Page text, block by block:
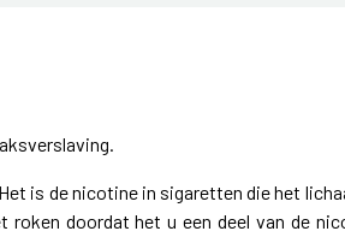
is de nicotine in sigaretten die het
doordat het u een deel van de